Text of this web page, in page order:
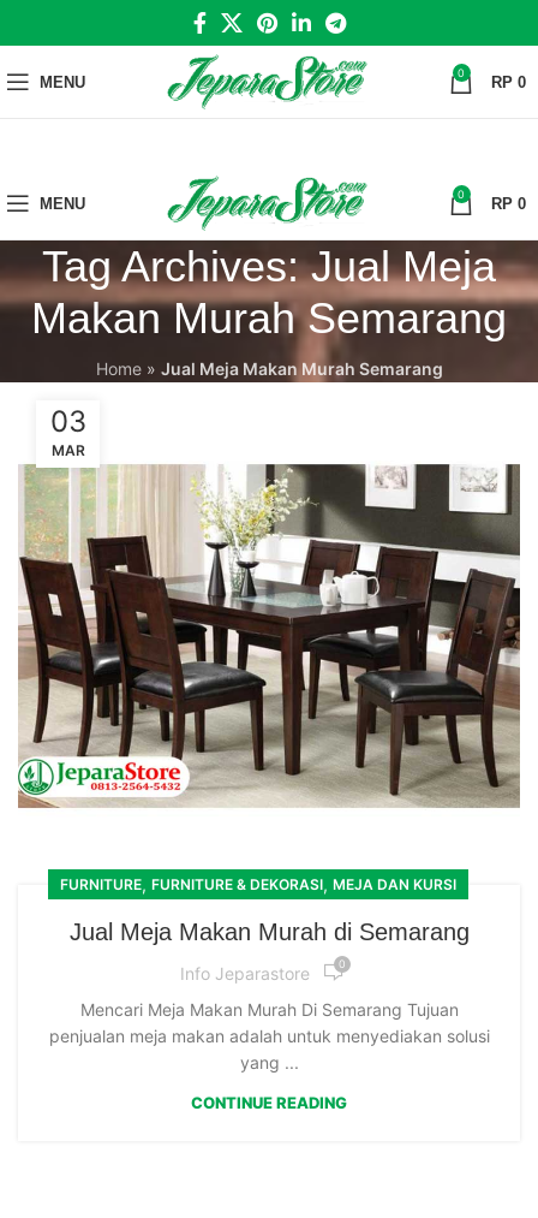
MENU 0 RP 0
MENU 0 RP 0
Tag Archives: Jual Meja
Makan Murah Semarang
Home» Jual Meja Makan Murah Semarang
03
MAR
FURNITURE, FURNITURE & DEKORASI, MEJA DAN KURSI
Jual Meja Makan Murah di Semarang
Info Jeparastore 0
Mencari Meja Makan Murah Di Semarang Tujuan
penjualan meja makan adalah untuk menyediakan solusi
yang ...
CONTINUE READING